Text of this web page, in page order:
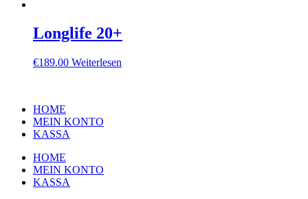
Longlife 20+
€189.00 Weiterlesen
HOME
MEIN KONTO
KASSA
HOME
MEIN KONTO
KASSA